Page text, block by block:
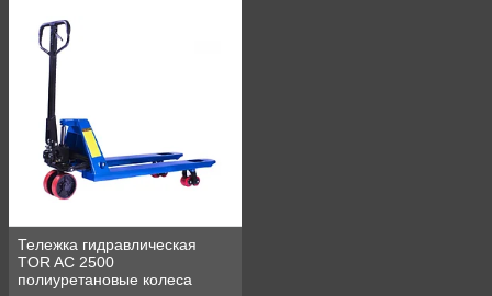
Тележка гидравлическая
TOR AC 2500
полиуретановые колеса